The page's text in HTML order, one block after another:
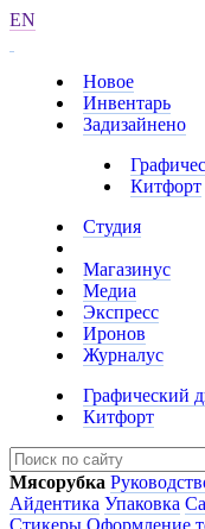
EN
Новое
Инвентарь
Задизайнено
Китфорт
Студия
Магазинус
Медиа
Экспресс
Иронов
Журналус
Графический
Китфорт
Мясорубка
Айдентика Упаковка
Стикеры Оформление